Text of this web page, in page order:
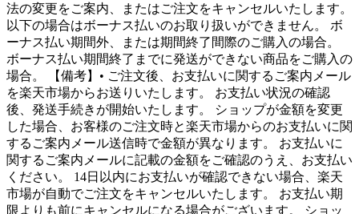
法の変更をご案内、またはご注文をキャンセルいたします。
以下の場合はボーナス払いのお取り扱いができません。 ボ
ーナス払い期間外、または期間終了間際のご購入の場合。
ボーナス払い期間終了までに発送ができない商品をご購入の
場合。 【備考】• ご注文後、お支払いに関するご案内メール
を楽天市場からお送りいたします。 お支払い状況の確認
後、発送手続きが開始いたします。 ショップが金額を変更
した場合、お客様のご注文時と楽天市場からのお支払いに関
するご案内メール送信時で金額が異なります。 お支払いに
関するご案内メールに記載の金額をご確認のうえ、お支払い
ください。 14日以内にお支払いが確認できない場合、楽天
市場が自動でご注文をキャンセルいたします。 お支払い期
限よりも前にキャンセルになる場合がございます。 ショッ